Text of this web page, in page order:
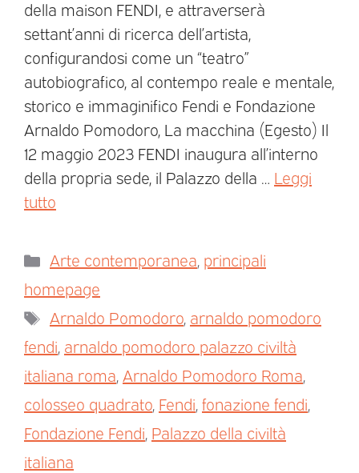
della maison FENDI, e attraverserà
settant’anni di ricerca dell’artista,
configurandosi come un “teatro”
autobiografico, al contempo reale e mentale,
storico e immaginifico Fendi e Fondazione
Arnaldo Pomodoro, La macchina (Egesto) Il
12 maggio 2023 FENDI inaugura all’interno
della propria sede, il Palazzo della … Leggi
tutto
Arte contemporanea principali
homepage
Arnaldo Pomodoro arnaldo pomodoro
fendi arnaldo pomodoro palazzo civiltà
italiana roma Arnaldo Pomodoro Roma
colosseo quadrato Fendi fonazione fendi
Fondazione Fendi Palazzo della civiltà
italiana